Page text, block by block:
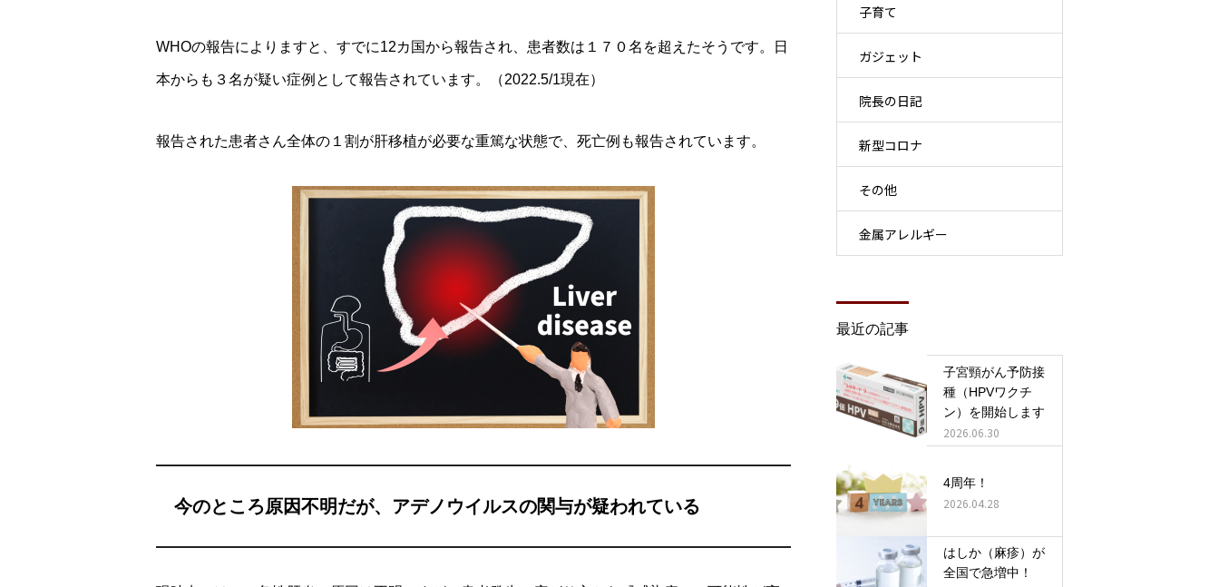
WHOの報告によりますと、すでに12カ国から報告され、患者数は１７０名を超えたそうです。日
本からも３名が疑い症例として報告されています。（2022.5/1現在）
報告された患者さん全体の１割が肝移植が必要な重篤な状態で、死亡例も報告されています。
今のところ原因不明だが、アデノウイルスの関与が疑われている
子育て
ガジェット
院長の日記
新型コロナ
その他
金属アレルギー
最近の記事
子宮頸がん予防接
種（HPVワクチ
ン）を開始します
2026.06.30
4周年！
2026.04.28
はしか（麻疹）が
全国で急増中！